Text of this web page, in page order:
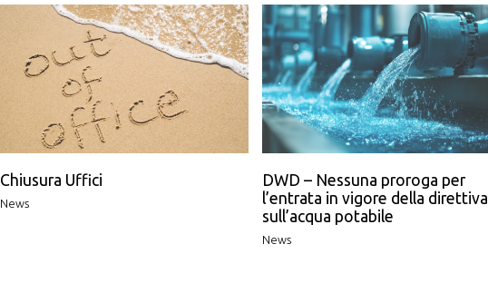
Chiusura Uffici
News
DWD – Nessuna proroga per
l’entrata in vigore della direttiva
sull’acqua potabile
News